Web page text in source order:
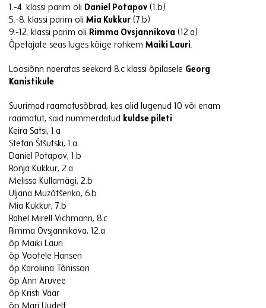
1.-4. klassi parim oli Daniel Potapov (1.b)
5.-8. klassi parim oli Mia Kukkur (7.b)
9.-12. klassi parim oli Rimma Ovsjannikova (12.a)
Õpetajate seas luges kõige rohkem Maiki Lauri.
Loosiõnn naeratas seekord 8.c klassi õpilasele Georg
Kanistikule.
Suurimad raamatusõbrad, kes olid lugenud 10 või enam
raamatut, said nummerdatud kuldse pileti:
Keira Satsi, 1.a
Stefan Štšutski, 1.a
Daniel Potapov, 1.b
Ronja Kukkur, 2.a
Melissa Kullamägi, 2.b
Uljana Muzõtšenko, 6.b
Mia Kukkur, 7.b
Rahel Mirell Vichmann, 8.c
Rimma Ovsjannikova, 12.a
õp Maiki Lauri
õp Vootele Hansen
õp Karoliina Tõnisson
õp Ann Aruvee
õp Kristi Väär